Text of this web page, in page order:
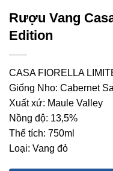
Rượu Vang
Edition
CASA FIORELLA
Giống Nho: Cabernet
Xuất xứ: Maule Valley
Nồng độ: 13,5%
Thể tích: 750ml
Loại: Vang đỏ